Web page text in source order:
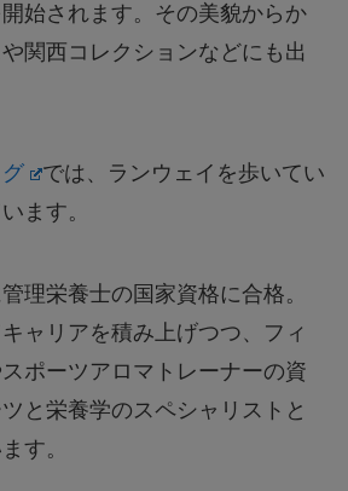
始されます。その美貌からか
関西コレクションなどにも出
では、ランウェイを歩いてい
ます。
理栄養士の国家資格に合格。
ャリアを積み上げつつ、フィ
ポーツアロマトレーナーの資
と栄養学のスペシャリストと
す。